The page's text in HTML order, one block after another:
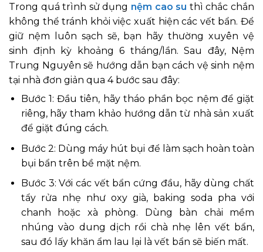
Trong quá trình sử dụng nệm cao su thì chắc chắn
không thể tránh khỏi việc xuất hiện các vết bẩn. Để
giữ nệm luôn sạch sẽ, bạn hãy thường xuyên vệ
sinh định kỳ khoảng 6 tháng/lần. Sau đây, Nệm
Trung Nguyên sẽ hướng dẫn bạn cách vệ sinh nệm
tại nhà đơn giản qua 4 bước sau đây:
Bước 1: Đầu tiên, hãy tháo phần bọc nệm để giặt
riêng, hãy tham khảo hướng dẫn từ nhà sản xuất
để giặt đúng cách.
Bước 2: Dùng máy hút bụi để làm sạch hoàn toàn
bụi bẩn trên bề mặt nệm.
Bước 3: Với các vết bẩn cứng đầu, hãy dùng chất
tẩy rửa nhẹ như oxy già, baking soda pha với
chanh hoặc xà phòng. Dùng bàn chải mềm
nhúng vào dung dịch rồi chà nhẹ lên vết bẩn,
sau đó lấy khăn ẩm lau lại là vết bẩn sẽ biến mất.